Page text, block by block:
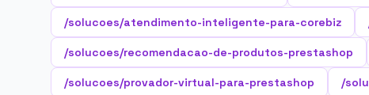
/solucoes/atendimento-inteligente-para-corebiz
/solucoes/recomendacao-de-produtos-prestashop
/solucoes/provador-virtual-para-prestashop /